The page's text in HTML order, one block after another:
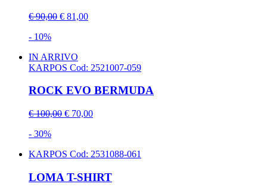
€ 90,00 € 81,00
- 10%
IN ARRIVO
KARPOS Cod: 2521007-059
ROCK EVO BERMUDA
€ 100,00 € 70,00
- 30%
KARPOS Cod: 2531088-061
LOMA T-SHIRT